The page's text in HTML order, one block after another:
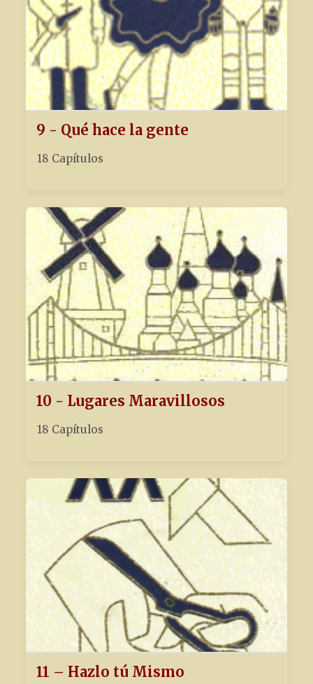
9 - Qué hace la gente
18 Capítulos
10 - Lugares Maravillosos
18 Capítulos
11 – Hazlo tú Mismo